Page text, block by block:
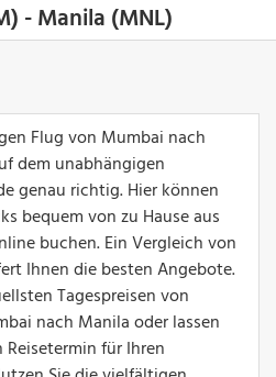
- Manila (MNL)
Flug von Mumbai nach
dem unabhängigen
genau richtig. Hier können
bequem von zu Hause aus
buchen. Ein Vergleich von
Ihnen die besten Angebote.
Tagespreisen von
nach Manila oder lassen
für Ihren